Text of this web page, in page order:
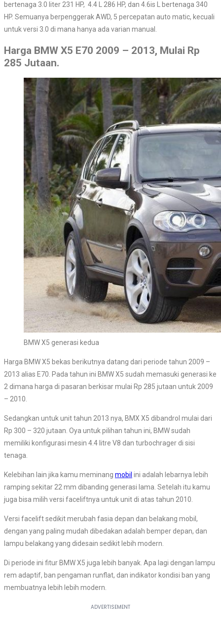
bertenaga 3.0 liter 231 HP, 4.4 L 286 HP, dan 4.6is L bertenaga 340
HP. Semuanya berpenggerak AWD, 5 percepatan auto matic, kecuali
untuk versi 3.0 di mana hanya ada varian manual.
Harga BMW X5 E70 2009 – 2013, Mulai Rp
285 Jutaan.
BMW X5 generasi kedua
Harga BMW X5 bekas berikutnya datang dari periode tahun 2009 –
2013 alias E70. Pada tahun ini BMW X5 sudah memasuki generasi ke
2 dimana harga di pasaran berkisar mulai Rp 285 jutaan untuk 2009
– 2010.
Sedangkan untuk unit tahun 2013 nya, BMX X5 dibandrol mulai dari
Rp 300 – 320 jutaan. Oya untuk pilihan tahun ini, BMW sudah
memiliki konfigurasi mesin 4.4 litre V8 dan turbochrager di sisi
tenaga.
Kelebihan lain jika kamu meminang mobil ini adalah lebarnya lebih
ramping sekitar 22 mm dibanding generasi lama. Setelah itu kamu
juga bisa milih versi faceliftnya untuk unit di atas tahun 2010.
Versi facelift sedikit merubah fasia depan dan belakang mobil,
dengan yang paling mudah dibedakan adalah bemper depan, dan
lampu belakang yang didesain sedikit lebih modern.
Di periode ini fitur BMW X5 juga lebih banyak. Apa lagi dengan lampu
rem adaptif, ban pengaman runflat, dan indikator kondisi ban yang
membuatnya lebih lebih modern.